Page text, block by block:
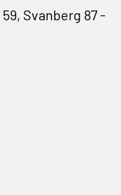
Svanberg 87 -